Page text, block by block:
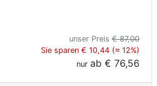
unser Preis € 87,00
Sie sparen € 10,44 (≈ 12%)
nur ab € 76,56